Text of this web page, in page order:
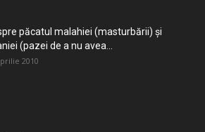
păcatul malahiei (masturbării) şi
(pazei de a nu avea...
2010